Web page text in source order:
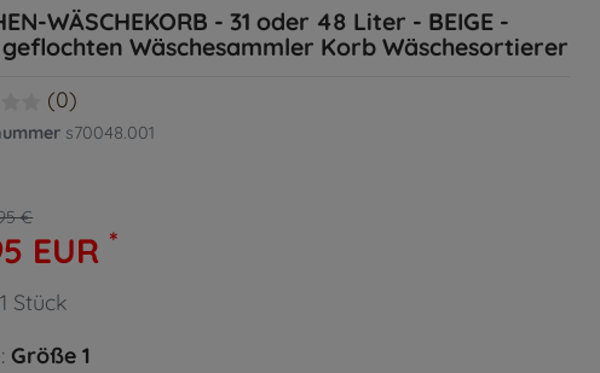
WÄSCHEKORB - 31 oder 48 Liter - BEIGE -
Wäschesammler Korb Wäschesortierer
(0)
s70048.001
€
EUR *
1 Stück
Größe 1